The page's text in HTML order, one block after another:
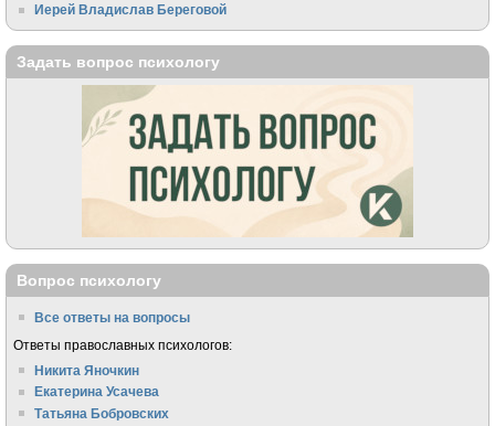
Иерей Владислав Береговой
Задать вопрос психологу
Вопрос психологу
Все ответы на вопросы
Ответы православных психологов:
Никита Яночкин
Екатерина Усачева
Татьяна Бобровских